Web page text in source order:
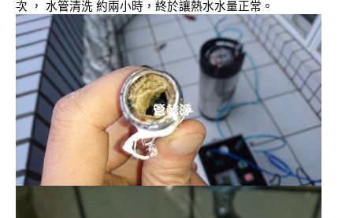
次 ， 水管清洗 約兩小時，終於讓熱水水量正常。